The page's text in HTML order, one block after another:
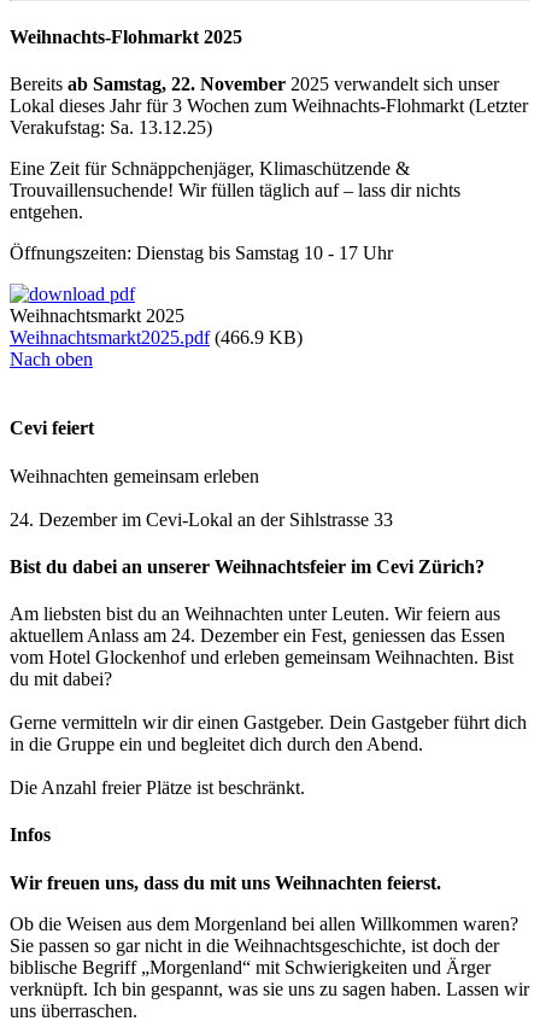
Weihnachts-Flohmarkt 2025
Bereits ab Samstag, 22. November 2025 verwandelt sich unser
Lokal dieses Jahr für 3 Wochen zum Weihnachts-Flohmarkt (Letzter
Verakufstag: Sa. 13.12.25)
Eine Zeit für Schnäppchenjäger, Klimaschützende &
Trouvaillensuchende! Wir füllen täglich auf – lass dir nichts
entgehen.
Öffnungszeiten: Dienstag bis Samstag 10 - 17 Uhr
Weihnachtsmarkt 2025
Weihnachtsmarkt2025.pdf(466.9 KB)
Nach oben
Cevi feiert
Weihnachten gemeinsam erleben
24. Dezember im Cevi-Lokal an der Sihlstrasse 33
Bist du dabei an unserer Weihnachtsfeier im Cevi Zürich?
Am liebsten bist du an Weihnachten unter Leuten. Wir feiern aus
aktuellem Anlass am 24. Dezember ein Fest, geniessen das Essen
vom Hotel Glockenhof und erleben gemeinsam Weihnachten. Bist
du mit dabei?
Gerne vermitteln wir dir einen Gastgeber. Dein Gastgeber führt dich
in die Gruppe ein und begleitet dich durch den Abend.
Die Anzahl freier Plätze ist beschränkt.
Infos
Wir freuen uns, dass du mit uns Weihnachten feierst.
Ob die Weisen aus dem Morgenland bei allen Willkommen waren?
Sie passen so gar nicht in die Weihnachtsgeschichte, ist doch der
biblische Begriff „Morgenland“ mit Schwierigkeiten und Ärger
verknüpft. Ich bin gespannt, was sie uns zu sagen haben. Lassen wir
uns überraschen.